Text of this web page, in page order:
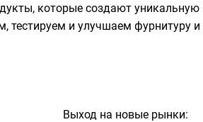
которые создают
и улучшаем фурнитуру
Выход на новые рынки: